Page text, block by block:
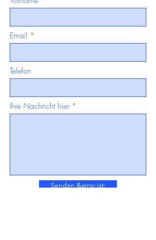
Email
Telefon
Ihre Nachricht hier
Senden &amp;gt;